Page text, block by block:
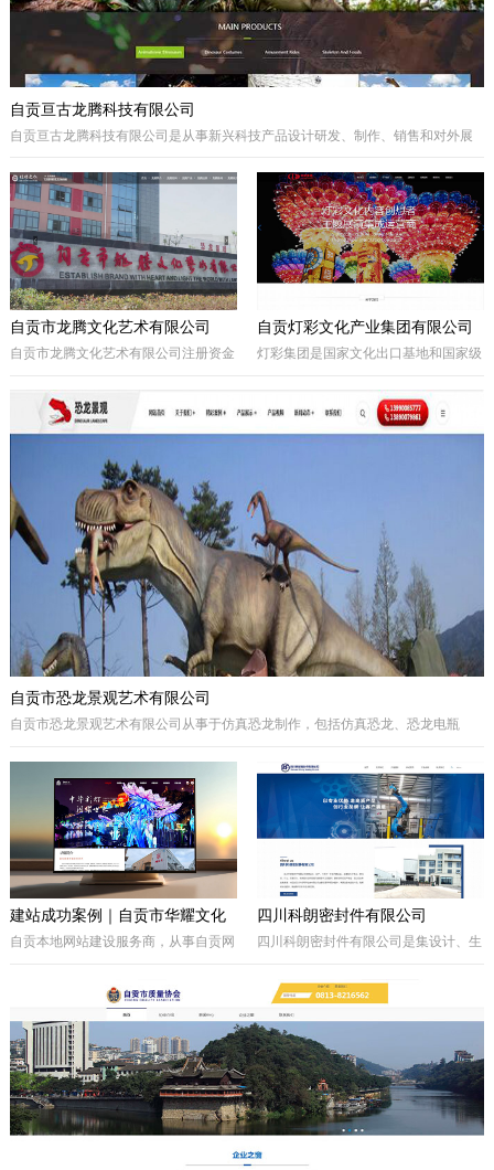
自贡亘古龙腾科技有限公司
自贡亘古龙腾科技有限公司是从事新兴科技产品设计研发、制作、销售和对外展
架、仿真远古植物、埋藏挖掘现场和行走恐龙服等仿真产品，现已成为行业内的
领军企业。
自贡灯彩文化产业集团有限公司
灯彩集团是国家文化出口基地和国家级
企业，集团子公司新亚彩灯是连续多年
由中央五部委联合授予的国家文化出口
州、安徽、甘肃、加拿大、美国等多个
控股合作团队。集团从…
自贡市龙腾文化艺术有限公司
自贡市龙腾文化艺术有限公司注册资金
之乡、中国灯城”美誉的四川省自贡
市。拥有“占地100余亩的中国彩灯仿真
司从事彩灯艺术工程、彩车彩船巡游工
程、趣味式景观游乐器具、景观雕塑工
程、城市文化符号美化亮化工程，以及
仿真恐龙、仿真动植物、化石制作和演
绎程控机器人研发生产。
自贡市恐龙景观艺术有限公司
自贡市恐龙景观艺术有限公司从事于仿真恐龙制作，包括仿真恐龙、恐龙电瓶
建站成功案例｜自贡市华耀文化
艺术有限公司官网定制开发项目
自贡本地网站建设服务商，从事自贡网
发，本次完成自贡市华耀文化艺术有限
公司官网定制搭建，包含品牌展示、案
例展示、在线询盘功能，搭配全套基础
SEO优化。
四川科朗密封件有限公司
四川科朗密封件有限公司是集设计、生
于电力、氧化铝、矿山、石油石化、钢
铁等行业所需的机械密封件及其配件、
密封件的生产制造；因公司业务发展需
要，成立的四川科朗环保设备有限公司
主要经营泵阀及其配件、硬质合金制品
类产品、耐磨材料类配件，承接用户非
标件设计和定制。